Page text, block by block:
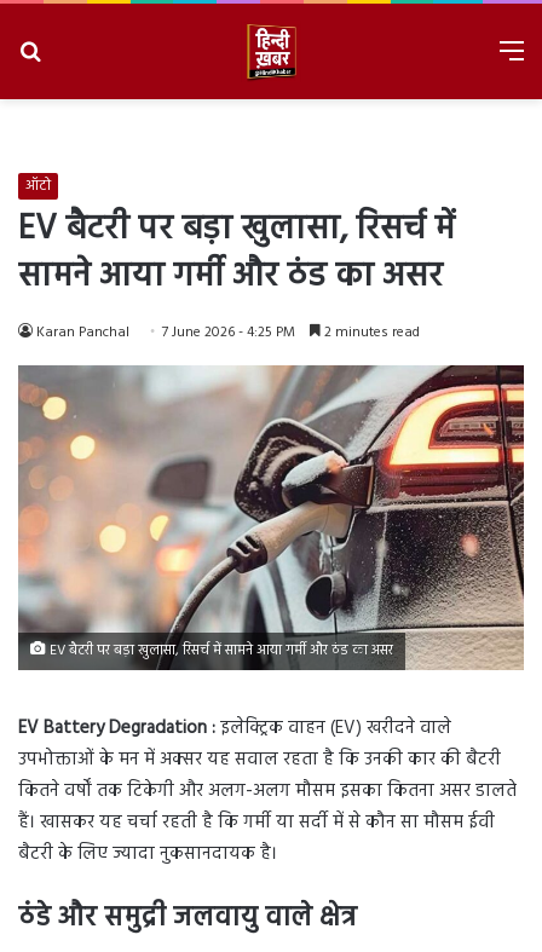
ऑटो
EV बैटरी पर बड़ा खुलासा, रिसर्च में
सामने आया गर्मी और ठंड का असर
Karan Panchal 7 June 2026 - 4:25 PM 2 minutes read
EV बैटरी पर बड़ा खुलासा, रिसर्च में सामने आया गर्मी और ठंड का असर
EV Battery Degradation :इलेक्ट्रिक वाहन (EV) खरीदने वाले
उपभोक्ताओं के मन में अक्सर यह सवाल रहता है कि उनकी कार की बैटरी
कितने वर्षों तक टिकेगी और अलग-अलग मौसम इसका कितना असर डालते
हैं। खासकर यह चर्चा रहती है कि गर्मी या सर्दी में से कौन सा मौसम ईवी
बैटरी के लिए ज्यादा नुकसानदायक है।
ठंडे और समुद्री जलवायु वाले क्षेत्र